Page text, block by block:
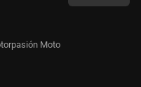
Moto